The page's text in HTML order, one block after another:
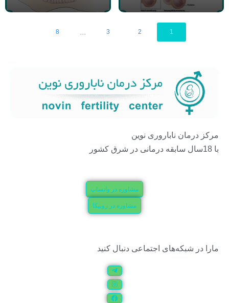
1
2
3
...
8
مرکز درمان ناباروری نوین
با 18سال سابقه درمانی در شرق کشور
مشاوره در واتساپ
مشاوره در روبیکا
مارا در شبکه‌های اجتماعی دنبال کنید